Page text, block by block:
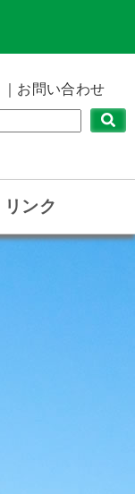
お問い合わせ
リンク